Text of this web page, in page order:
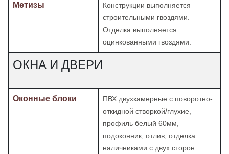
Метизы
Конструкции выполняется
строительными гвоздями.
Отделка выполняется
оцинкованными гвоздями.
ОКНА И ДВЕРИ
Оконные блоки
ПВХ двухкамерные с поворотно-
откидной створкой/глухие,
профиль белый 60мм,
подоконник, отлив, отделка
наличниками с двух сторон.